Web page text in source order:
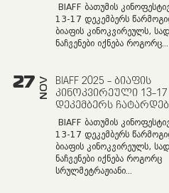
BIAFF ბათუმის
13-17 დეკემბერს
ბიაფის კინოკვირეულს,
ნაჩვენები იქნება როგორც...
27 NOV
BIAFF 2025 - ᲑᲘᲐᲤᲘᲡ
ᲙᲘᲜᲝᲙᲕᲘᲠᲔᲣᲚᲘ 13-17
ᲓᲔᲙᲔᲛᲑᲔᲠᲡ
BIAFF ბათუმის
13-17 დეკემბერს
ბიაფის კინოკვირეულს,
ნაჩვენები იქნება როგორც
სრულმეტრაჟიანი...